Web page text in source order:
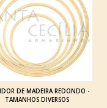
DE MADEIRA REDONDO -
TAMANHOS DIVERSOS